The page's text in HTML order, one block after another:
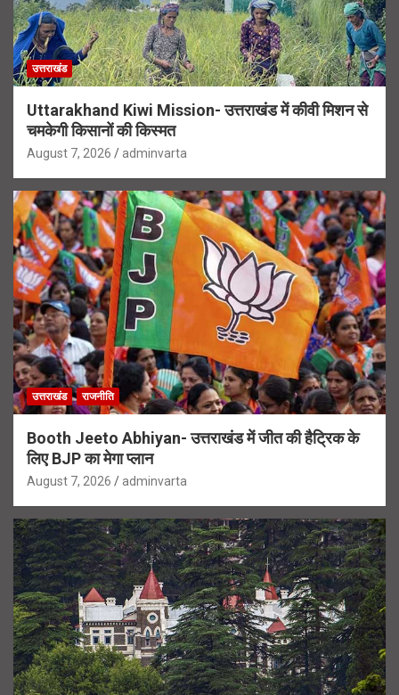
उत्तराखंड
Uttarakhand Kiwi Mission- उत्तराखंड में कीवी मिशन से
चमकेगी किसानों की किस्मत
August 7, 2026 adminvarta
उत्तराखंड राजनीति
Booth Jeeto Abhiyan- उत्तराखंड में जीत की हैट्रिक के
लिए BJP का मेगा प्लान
August 7, 2026 adminvarta